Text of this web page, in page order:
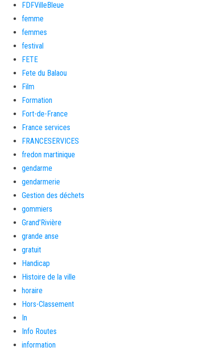
FDFVilleBleue
femme
femmes
festival
FETE
Fete du Balaou
Film
Formation
Fort-de-France
France services
FRANCESERVICES
fredon martinique
gendarme
gendarmerie
Gestion des déchets
gommiers
Grand'Rivière
grande anse
gratuit
Handicap
Histoire de la ville
horaire
Hors-Classement
In
Info Routes
information